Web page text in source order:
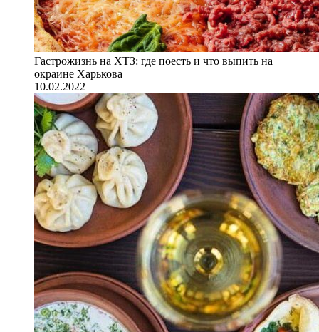
Гастрожизнь на ХТЗ: где поесть и что выпить на
окраине Харькова
10.02.2022